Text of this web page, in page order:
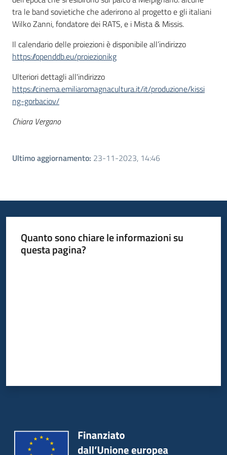
tra le band sovietiche che aderirono al progetto e gli italiani
Wilko Zanni, fondatore dei RATS, e i Mista & Missis.
Il calendario delle proiezioni è disponibile all’indirizzo
https://openddb.eu/proiezionikg
Ulteriori dettagli all'indirizzo
https://cinema.emiliaromagnacultura.it/it/produzione/kissi
ng-gorbaciov/
Chiara Vergano
Ultimo aggiornamento: 23-11-2023, 14:46
Quanto sono chiare le informazioni su
questa pagina?